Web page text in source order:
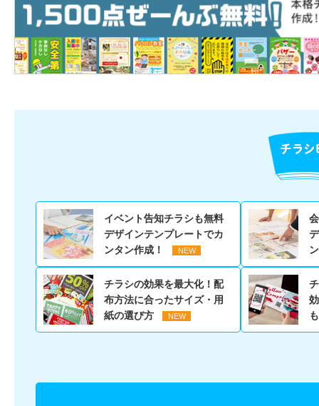
イベント告知チラシも無料
デザインテンプレートでカ
ンタン作成！
チラシの効果を最大化！配
布方法に合ったサイズ・用
紙の選び方